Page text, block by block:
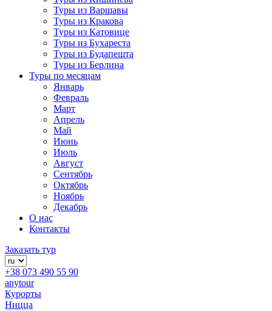
Туры из Варшавы
Туры из Кракова
Туры из Катовице
Туры из Бухареста
Туры из Будапешта
Туры из Берлина
Туры по месяцам
Январь
Февраль
Март
Апрель
Май
Июнь
Июль
Август
Сентябрь
Октябрь
Ноябрь
Декабрь
О нас
Контакты
Заказать тур
+38 073 490 55 90
anytour
Курорты
Ницца